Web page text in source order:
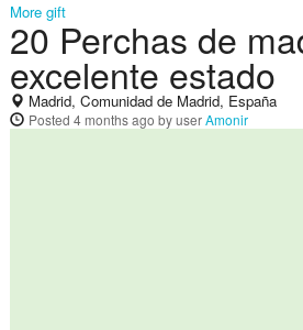
More gift
20 Perchas de
excelente estado
Madrid, Comunidad de Madrid, España
Posted 4 months ago by userAmonir